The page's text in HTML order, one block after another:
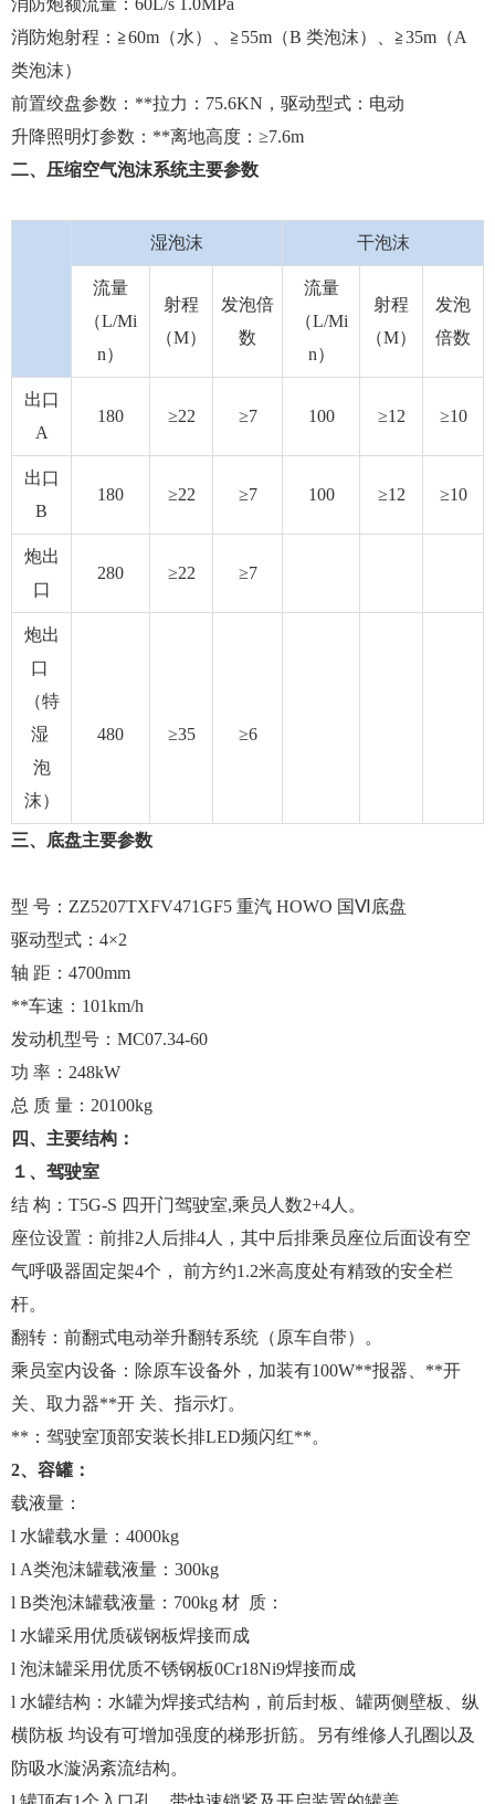
消防炮额流量：60L/s 1.0MPa
消防炮射程：≧60m（水）、≧55m（B 类泡沫）、≧35m（A
类泡沫）
前置绞盘参数：**拉力：75.6KN，驱动型式：电动
升降照明灯参数：**离地高度：≥7.6m
二、压缩空气泡沫系统主要参数
湿泡沫 干泡沫
流量
（L/Mi
n）
射程
（M）
发泡倍
数
流量
（L/Mi
n）
射程
（M）
发泡
倍数
出口
A
180 ≥22 ≥7 100 ≥12 ≥10
出口
B
180 ≥22 ≥7 100 ≥12 ≥10
炮出
口
280 ≥22 ≥7
炮出
口
（特
湿
泡
沫）
480 ≥35 ≥6
三、 底盘主要参数
型 号：ZZ5207TXFV471GF5 重汽 HOWO 国Ⅵ底盘
驱动型式：4×2
轴 距：4700mm
**车速：101km/h
发动机型号：MC07.34-60
功 率：248kW
总 质 量：20100kg
四、主要结构：
１、驾驶室
结 构：T5G-S 四开门驾驶室,乘员人数2+4人。
座位设置：前排2人后排4人，其中后排乘员座位后面设有空
气呼吸器固定架4个， 前方约1.2米高度处有精致的安全栏
杆。
翻转：前翻式电动举升翻转系统（原车自带）。
乘员室内设备：除原车设备外，加装有100W**报器、**开
关、取力器**开 关、指示灯。
**：驾驶室顶部安装长排LED频闪红**。
2、容罐：
载液量：
l 水罐载水量：4000kg
l A类泡沫罐载液量：300kg
l B类泡沫罐载液量：700kg 材 质：
l 水罐采用优质碳钢板焊接而成
l 泡沫罐采用优质不锈钢板0Cr18Ni9焊接而成
l 水罐结构：水罐为焊接式结构，前后封板、罐两侧壁板、纵
横防板 均设有可增加强度的梯形折筋。另有维修人孔圈以及
防吸水漩涡紊流结构。